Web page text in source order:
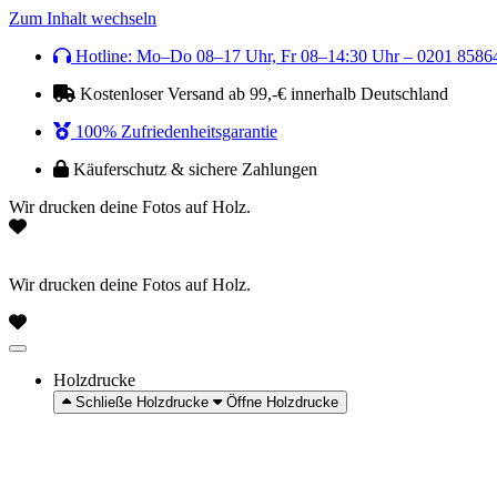
Zum Inhalt wechseln
Hotline: Mo–Do 08–17 Uhr, Fr 08–14:30 Uhr – 0201
Kostenloser Versand ab 99,-€ innerhalb Deutschland
100% Zufriedenheitsgarantie
Käuferschutz & sichere Zahlungen
Wir drucken deine Fotos auf Holz.
Wir drucken deine Fotos auf Holz.
Holzdrucke
Schließe Holzdrucke Öffne Holzdrucke